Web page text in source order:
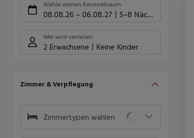
Wähle deinen Reisezeitraum
08.08.26 – 06.08.27 5-8 Nächte
Wer wird verreisen
2 Erwachsene Keine Kinder
Zimmer & Verpflegung
Zimmertypen wählen